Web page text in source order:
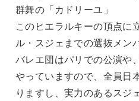
群舞の「カドリーユ」
このヒエラルキーの頂点に
ル・スジェまでの選抜メン
バレエ団はパリでの公演や
やっていますので、全員日
りますし、実力のあるスジ